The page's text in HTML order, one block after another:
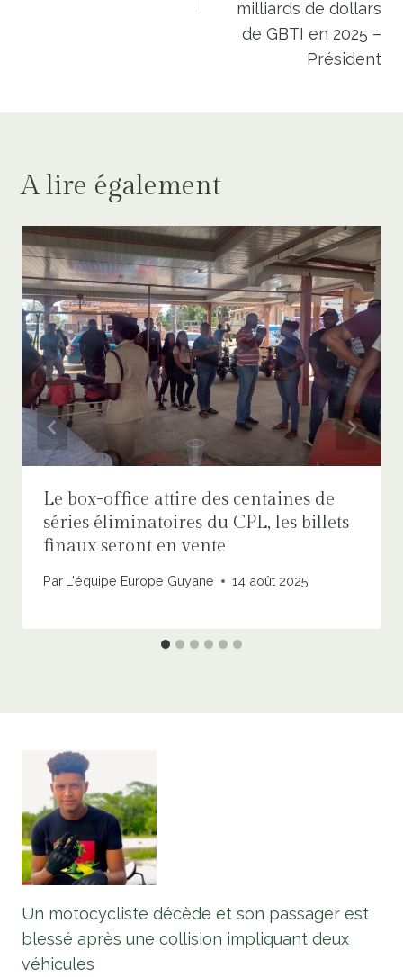
milliards de dollars
de GBTI en 2025 –
Président
A lire également
Le box-office attire des centaines de
séries éliminatoires du CPL, les billets
finaux seront en vente
Par L'équipe Europe Guyane 14 août 2025
Un motocycliste décède et son passager est
blessé après une collision impliquant deux
véhicules